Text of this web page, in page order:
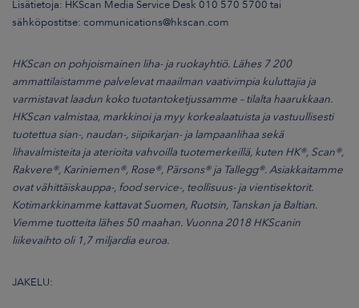
Lisätietoja: HKScan Media Service Desk 010 570 5700 tai
sähköpostitse: communications@hkscan.com
HKScan on pohjoismainen liha- ja ruokayhtiö. Lähes 7 200
ammattilaistamme palvelevat maailman vaativimpia kuluttajia ja
varmistavat laadun koko tuotantoketjussamme – tilalta haarukkaan.
HKScan valmistaa, markkinoi ja myy korkealaatuista ja vastuullisesti
tuotettua sian-, naudan-, siipikarjan- ja lampaanlihaa sekä
lihavalmisteita ja aterioita vahvoilla tuotemerkeillä, kuten HK®, Scan®,
Rakvere®, Kariniemen®, Rose®, Pärsons® ja Tallegg®. Asiakkaitamme
ovat vähittäiskauppa-, food service-, teollisuus- ja vientisektorit.
Kotimarkkinamme kattavat Suomen, Ruotsin, Tanskan ja Baltian.
Viemme tuotteita lähes 50 maahan. Vuonna 2018 HKScanin
liikevaihto oli 1,7 miljardia euroa.
JAKELU: